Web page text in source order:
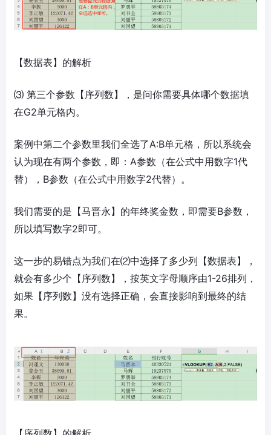
【数据表】的解析
⑶ 第三个参数【序列数】，是问你需要具体哪个数据填
在G2单元格内。
案例中第二个参数里我们全选了A:B单元格，所以系统会
认为现在有两个参数，即：A参数（在公式中用数字1代
替），B参数（在公式中用数字2代替）。
我们需要的是【马晋永】的年终奖金数，即需要B参数，
所以填写数字2即可。
这一步的易错点为我们在⑵中选择了多少列【数据表】，
就会有多少个【序列数】，按英文字母顺序由1-26排列，
如果【序列数】没有选择正确，会直接影响到最终的结
果。